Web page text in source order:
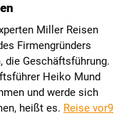
Miller Reisen
Firmengründers
Geschäftsführung.
Heiko Mund
und werde sich
heißt es. Reise vor9